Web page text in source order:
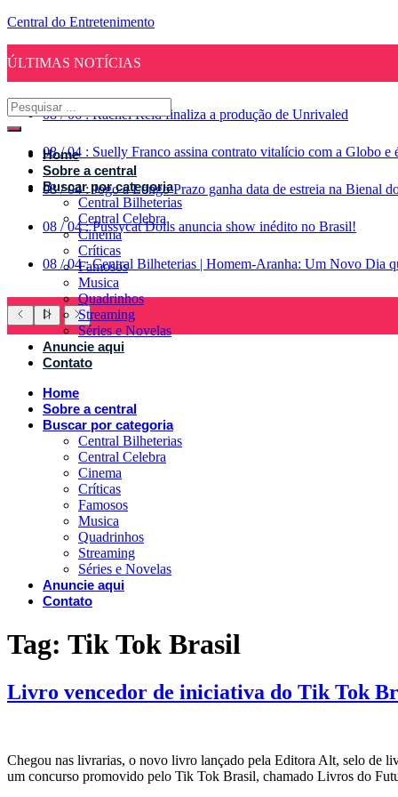
Central do Entretenimento
ÚLTIMAS NOTÍCIAS
08 / 06 : Rachel Reid finaliza a produção de Unrivaled
08 / 04 : Suelly Franco assina contrato vitalício com a Globo e
08 / 04 : Jogo a Longo Prazo ganha data de estreia na Bienal
08 / 04 : Pussycat Dolls anuncia show inédito no Brasil!
08 / 04 : Central Bilheterias | Homem-Aranha: Um Novo Dia
Home
Sobre a central
Buscar por categoria
Central Bilheterias
Central Celebra
Cinema
Críticas
Famosos
Musica
Quadrinhos
Streaming
Séries e Novelas
Anuncie aqui
Contato
Home
Sobre a central
Buscar por categoria
Central Bilheterias
Central Celebra
Cinema
Críticas
Famosos
Musica
Quadrinhos
Streaming
Séries e Novelas
Anuncie aqui
Contato
Tag: Tik Tok Brasil
Livro vencedor de iniciativa do Tik Tok
Chegou nas livrarias, o novo livro lançado pela Editora Alt, selo de
um concurso promovido pelo Tik Tok Brasil, chamado Livros do